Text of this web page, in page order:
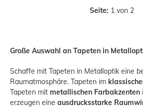
Seite: 1 von 2
Große Auswahl an Tapeten in
Schaffe mit Tapeten in Metalloptik eine
Raumatmosphäre. Tapeten im
Tapeten mit metallischen Farbakzenten
erzeugen eine ausdrucksstarke